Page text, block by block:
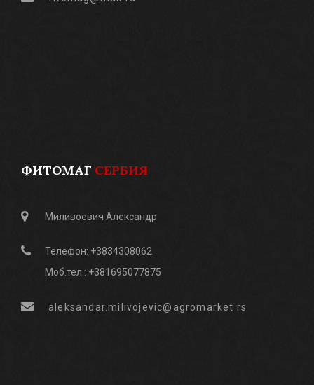
ФИТОМАГ СЕРБИЯ
Миливоевич Александр
Телефон: +3834308062
Моб.тел.: +381695077875
aleksandar.milivojevic@agromarket.rs